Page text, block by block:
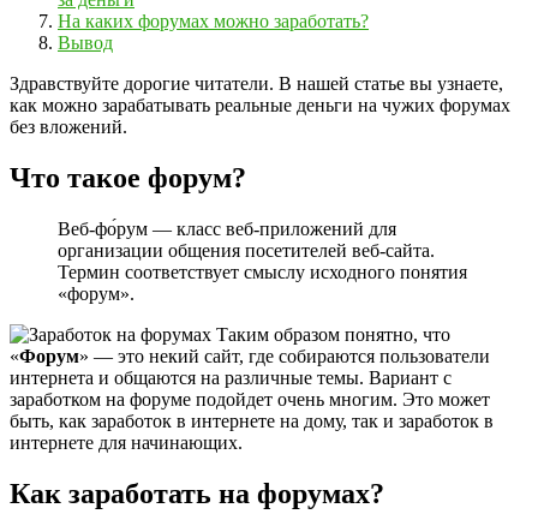
На каких форумах можно заработать?
Вывод
Здравствуйте дорогие читатели. В нашей статье вы узнаете,
как можно зарабатывать реальные деньги на чужих форумах
без вложений.
Что такое форум?
Веб-фо́рум — класс веб-приложений для
организации общения посетителей веб-сайта.
Термин соответствует смыслу исходного понятия
«форум».
Таким образом понятно, что
«Форум» — это некий сайт, где собираются пользователи
интернета и общаются на различные темы. Вариант с
заработком на форуме подойдет очень многим. Это может
быть, как заработок в интернете на дому, так и заработок в
интернете для начинающих.
Как заработать на форумах?